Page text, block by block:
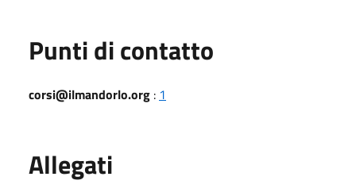
Punti di contatto
corsi@ilmandorlo.org : 1
Allegati